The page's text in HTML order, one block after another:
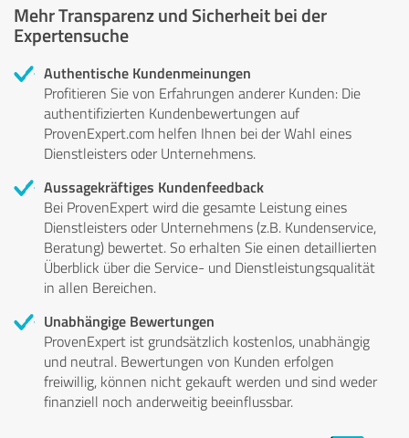
Mehr Transparenz und Sicherheit bei der
Expertensuche
Authentische Kundenmeinungen
Profitieren Sie von Erfahrungen anderer Kunden: Die
authentifizierten Kundenbewertungen auf
ProvenExpert.com helfen Ihnen bei der Wahl eines
Dienstleisters oder Unternehmens.
Aussagekräftiges Kundenfeedback
Bei ProvenExpert wird die gesamte Leistung eines
Dienstleisters oder Unternehmens (z.B. Kundenservice,
Beratung) bewertet. So erhalten Sie einen detaillierten
Überblick über die Service- und Dienstleistungsqualität
in allen Bereichen.
Unabhängige Bewertungen
ProvenExpert ist grundsätzlich kostenlos, unabhängig
und neutral. Bewertungen von Kunden erfolgen
freiwillig, können nicht gekauft werden und sind weder
finanziell noch anderweitig beeinflussbar.